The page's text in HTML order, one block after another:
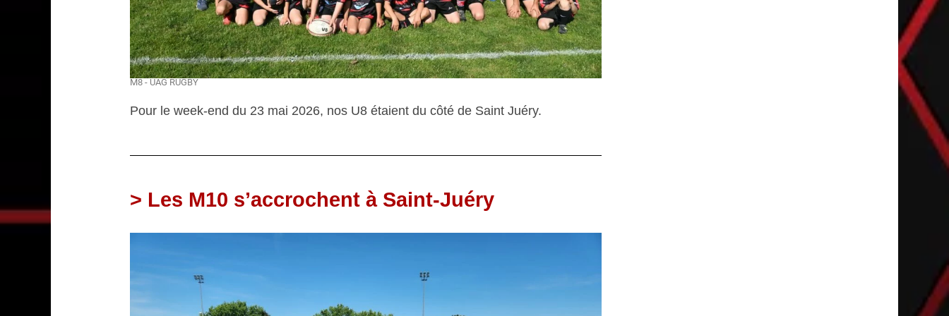
M8 - UAG RUGBY
Pour le week-end du 23 mai 2026, nos U8 étaient du côté de Saint Juéry.
> Les M10 s’accrochent à Saint-Juéry